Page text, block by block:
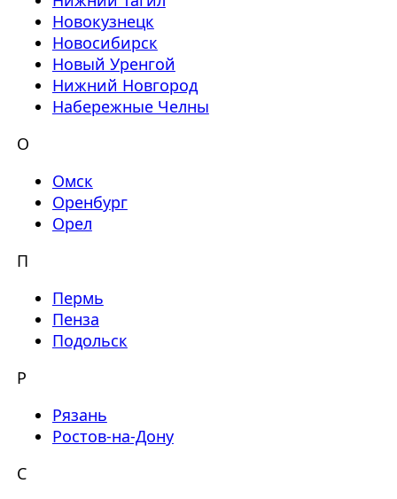
Новокузнецк
Новосибирск
Новый Уренгой
Нижний Новгород
Набережные Челны
О
Омск
Оренбург
Орел
П
Пермь
Пенза
Подольск
Р
Рязань
Ростов-на-Дону
С